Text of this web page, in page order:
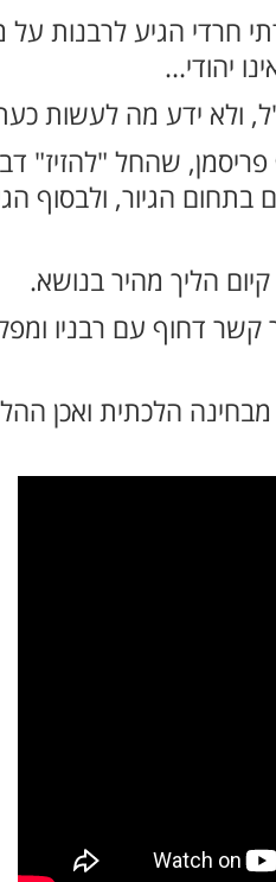
חרדי הגיע לרבנות
יהודי...
ולא ידע מה לעשות
ב'ערוץ 7', פנה ליוסף פריסמן, שהחל
הגיור, ולבסוף
הליך מהיר בנושא.
דחוף עם רבניו
מבחינה הלכתית ואכן